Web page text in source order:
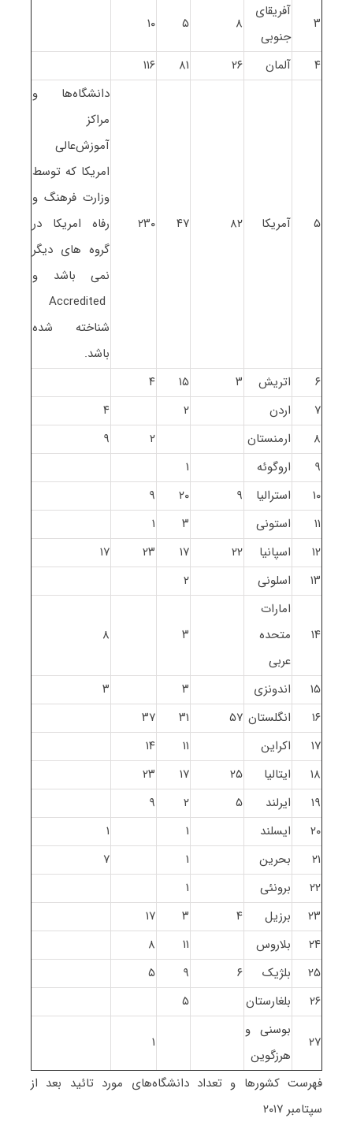
۳
آفریقای
جنوبی
۸ ۵ ۱۰
۴ آلمان ۲۶ ۸۱ ۱۱۶
۵ آمریکا ۸۲ ۴۷ ۲۳۰
دانشگاه‌ها و
مراکز
آموزش‌عالی‌
امریکا که ‌توسط‌
وزارت‌ فرهنگ‌ و
رفاه ‌امریکا در
گروه های دیگر
نمی باشد و
Accredited
شناخته شده
باشد.
۶
اتریش ۳ ۱۵
۴
۷
اردن ۲
۴
۸
ارمنستان ۲
۹
۹
اروگوئه
۱
۱۰
استرالیا ۹ ۲۰
۹
۱۱
استونی ۳
۱
۱۲
اسپانیا ۲۲ ۱۷ ۲۳
۱۷
۱۳
اسلونی ۲
۱۴
امارات
متحده
عربی
۳ ۸
۱۵ اندونزی ۳
۳
۱۶
انگلستان ۵۷ ۳۱
۳۷
۱۷
اکراین ۱۱
۱۴
۱۸
ایتالیا ۲۵ ۱۷
۲۳
۱۹
ایرلند ۵ ۲
۹
۲۰
ایسلند ۱
۱
۲۱
بحرین ۱
۷
۲۲
برونئی
۱
۲۳
برزیل ۴ ۳
۱۷
۲۴
بلاروس ۱۱
۸
۲۵
بلژیک ۶ ۹
۵
۲۶
بلغارستان ۵
۲۷
بوسنی و
هرزگوین
۱
فهرست کشورها و تعداد دانشگاه‌های مورد تائید بعد از
سپتامبر ۲۰۱۷